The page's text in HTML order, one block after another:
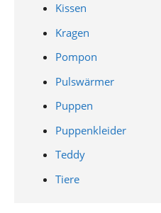
Kissen
Kragen
Pompon
Pulswärmer
Puppen
Puppenkleider
Teddy
Tiere